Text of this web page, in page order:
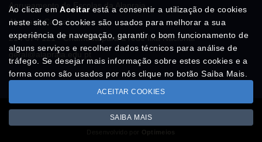
Agrupamento de Escolas da Alapraia
Alapraia, Cascais
214 674 121 - Chamada para a rede fixa Nacional
geral@alapraia.edu.pt
Copyright © AEALAPRAIA.com 2026
Optimeios
Ao clicar emAceitarestá a consentir a utilização de cookies
neste site. Os cookies são usados para melhorar a sua
experiência de navegação, garantir o bom funcionamento de
alguns serviços e recolher dados técnicos para análise de
tráfego. Se desejar mais informação sobre estes cookies e a
forma como são usados por nós clique no botão Saiba Mais.
ACEITAR COOKIES
SAIBA MAIS